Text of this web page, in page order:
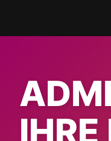
springen